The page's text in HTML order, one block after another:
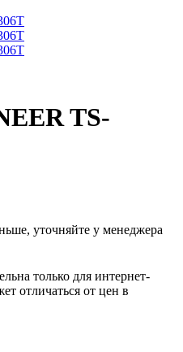
TS-
уточняйте у менеджера
только для интернет-
отличаться от цен в